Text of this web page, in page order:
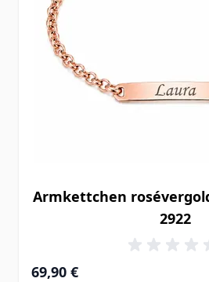
Armkettchen
2922
69,90 €